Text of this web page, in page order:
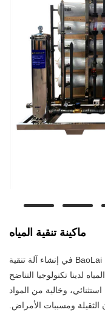
ماكينة تنقية المياه
لأكثر من ثلاثة عقود، تخصصت العلامة التجارية BaoLai في إنشاء آلة تنقية
لدينا تكنولوجيا التناضح
وخالية من المواد
الثقيلة ومسببات الأمراض.